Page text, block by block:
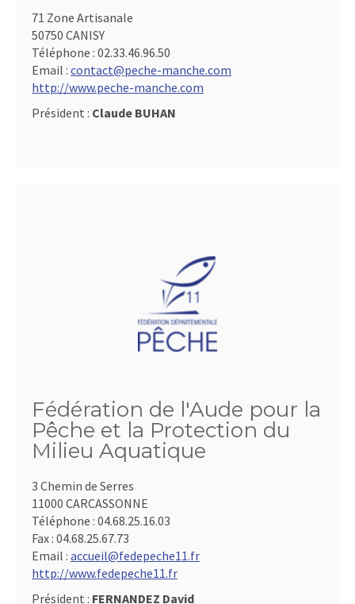
71 Zone Artisanale
50750 CANISY
Téléphone : 02.33.46.96.50
Email : contact@peche-manche.com
http://www.peche-manche.com
Président : Claude BUHAN
Fédération de l'Aude pour la
Pêche et la Protection du
Milieu Aquatique
3 Chemin de Serres
11000 CARCASSONNE
Téléphone : 04.68.25.16.03
Fax : 04.68.25.67.73
Email : accueil@fedepeche11.fr
http://www.fedepeche11.fr
Président : FERNANDEZ David